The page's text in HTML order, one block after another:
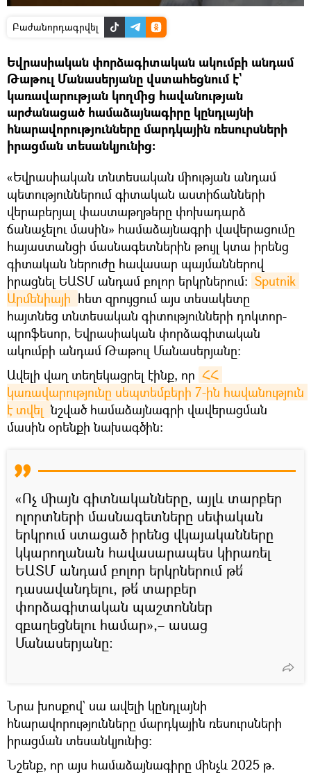
Բաժանորդագրվել
Եվրասիական փորձագիտական ակումբի անդամ
Թաթուլ Մանասերյանը վստահեցնում է`
կառավարության կողմից հավանության
արժանացած համաձայնագիրը կընդլայնի
հնարավորությունները մարդկային ռեսուրսների
իրացման տեսանկյունից։
«Եվրասիական տնտեսական միության անդամ
պետություններում գիտական աստիճանների
վերաբերյալ փաստաթղթերը փոխադարձ
ճանաչելու մասին» համաձայնագրի վավերացումը
հայաստանցի մասնագետներին թույլ կտա իրենց
գիտական ներուժը հավասար պայմաններով
իրացնել ԵԱՏՄ անդամ բոլոր երկրներում։ Sputnik
Արմենիայի հետ զրույցում այս տեսակետը
հայտնեց տնտեսական գիտությունների դոկտոր-
պրոֆեսոր, Եվրասիական փորձագիտական
ակումբի անդամ Թաթուլ Մանասերյանը։
Ավելի վաղ տեղեկացրել էինք, որ ՀՀ
կառավարությունը սեպտեմբերի 7-ին հավանություն
է տվել նշված համաձայնագրի վավերացման
մասին օրենքի նախագծին։
«Ոչ միայն գիտնականները, այլև տարբեր
ոլորտների մասնագետները սեփական
երկրում ստացած իրենց վկայականները
կկարողանան հավասարապես կիրառել
ԵԱՏՄ անդամ բոլոր երկրներում թե՛
դասավանդելու, թե՛ տարբեր
փորձագիտական պաշտոններ
զբաղեցնելու համար»,– ասաց
Մանասերյանը։
Նրա խոսքով` սա ավելի կընդլայնի
հնարավորությունները մարդկային ռեսուրսների
իրացման տեսանկյունից։
Նշենք, որ այս համաձայնագիրը մինչև 2025 թ.